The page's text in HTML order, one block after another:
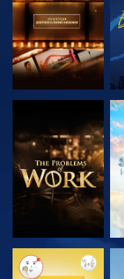
ПЕРЕДАЧИ
СМОТРЕТЬ
ПЕРЕДАЧИ